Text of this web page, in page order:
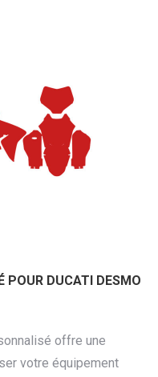
POUR DUCATI DESMO
offre une
votre équipement